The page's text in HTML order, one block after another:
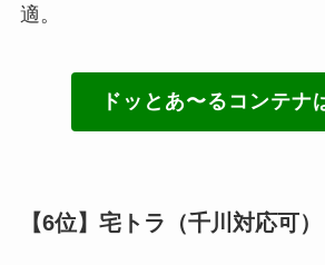
適。
ドッとあ〜るコンテナ
【6位】宅トラ（千川対応可）